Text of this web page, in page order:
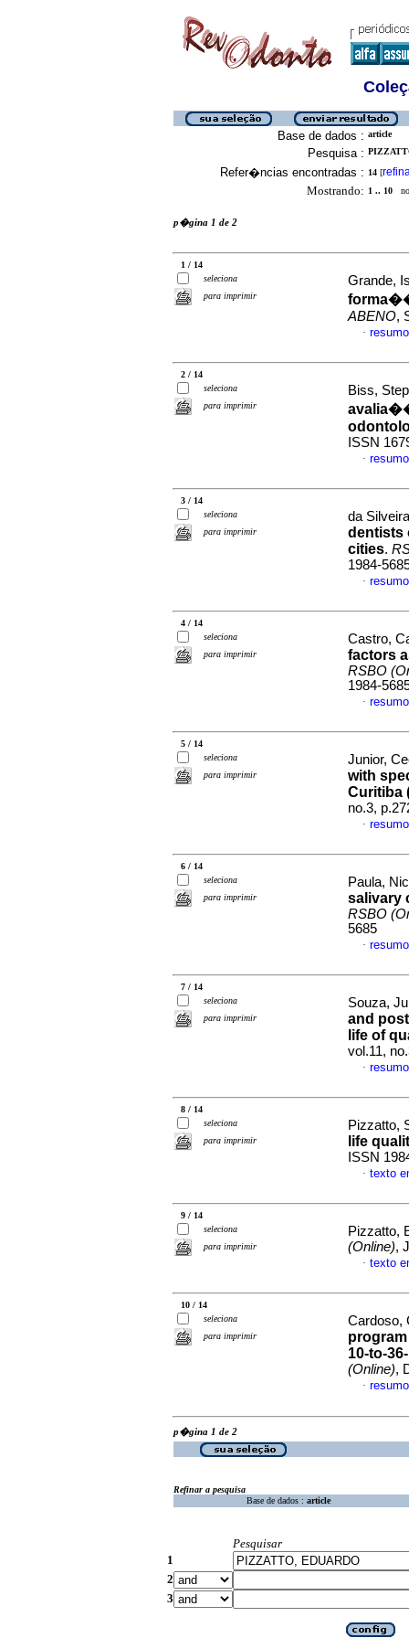
Base de dados : article
Pesquisa :
Refer�ncias encontradas : 14 [
Mostrando: 1 .. 10
p�gina 1 de 2
1 / 14
seleciona
para imprimir
Grande,
ABENO,
·
2 / 14
seleciona
para imprimir
Biss,
ISSN
·
3 / 14
seleciona
para imprimir
da
dentists
cities.
1984-
·
4 / 14
seleciona
para imprimir
Castro,
factors
RSBO
1984-
·
5 / 14
seleciona
para imprimir
Junior,
with
Curitiba
no.3,
·
6 / 14
seleciona
para imprimir
Paula,
salivary
RSBO
5685
·
7 / 14
seleciona
para imprimir
Souza,
and
life of
vol.11,
·
8 / 14
seleciona
para imprimir
Pizzatto,
life
ISSN
· texto
9 / 14
seleciona
para imprimir
Pizzatto,
(Online),
· texto
10 / 14
seleciona
para imprimir
Cardoso,
10-to-
(Online),
·
p�gina 1 de 2
Refinar a pesquisa
Base de dados : article
Pesquisar
1
2
3